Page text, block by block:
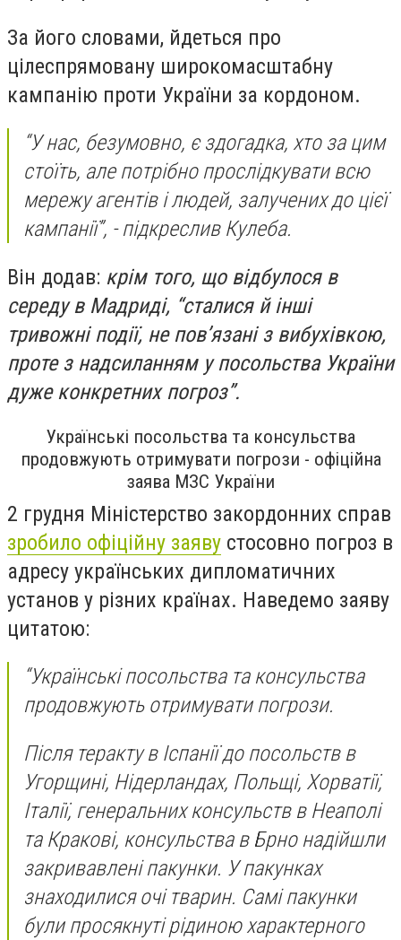
За його словами, йдеться про
цілеспрямовану широкомасштабну
кампанію проти України за кордоном.
“У нас, безумовно, є здогадка, хто за цим
стоїть, але потрібно прослідкувати всю
мережу агентів і людей, залучених до цієї
кампанії”, - підкреслив Кулеба.
Він додав: крім того, що відбулося в
середу в Мадриді, “сталися й інші
тривожні події, не пов’язані з вибухівкою,
проте з надсиланням у посольства України
дуже конкретних погроз”.
Українські посольства та консульства
продовжують отримувати погрози - офіційна
заява МЗС України
2 грудня Міністерство закордонних справ
зробило офіційну заяву стосовно погроз в
адресу українських дипломатичних
установ у різних країнах. Наведемо заяву
цитатою:
“Українські посольства та консульства
продовжують отримувати погрози.
Після теракту в Іспанії до посольств в
Угорщині, Нідерландах, Польщі, Хорватії,
Італії, генеральних консульств в Неаполі
та Кракові, консульства в Брно надійшли
закривавлені пакунки. У пакунках
знаходилися очі тварин. Самі пакунки
були просякнуті рідиною характерного